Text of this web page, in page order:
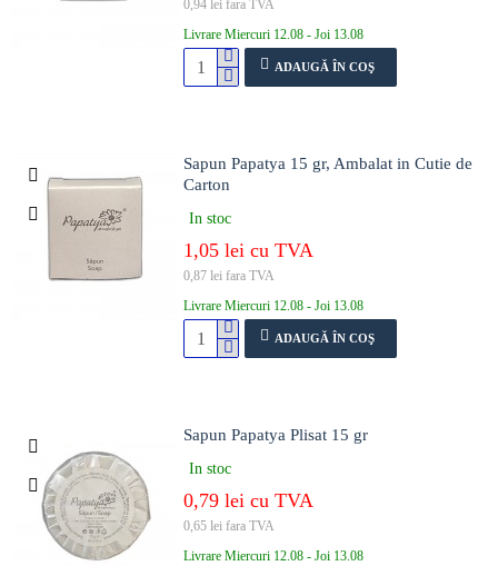
0,94 lei fara TVA
Livrare Miercuri 12.08 - Joi 13.08
ADAUGĂ ÎN COŞ
Sapun Papatya 15 gr, Ambalat in Cutie de
Carton
In stoc
1,05 lei cu TVA
0,87 lei fara TVA
Livrare Miercuri 12.08 - Joi 13.08
ADAUGĂ ÎN COŞ
Sapun Papatya Plisat 15 gr
In stoc
0,79 lei cu TVA
0,65 lei fara TVA
Livrare Miercuri 12.08 - Joi 13.08